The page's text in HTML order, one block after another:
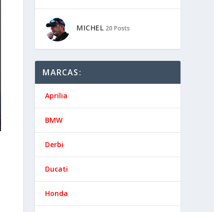
MICHEL 20 Posts
MARCAS:
Aprilia
BMW
Derbi
Ducati
Honda